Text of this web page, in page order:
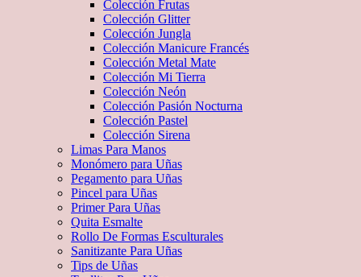
Colección Frutas
Colección Glitter
Colección Jungla
Colección Manicure Francés
Colección Metal Mate
Colección Mi Tierra
Colección Neón
Colección Pasión Nocturna
Colección Pastel
Colección Sirena
Limas Para Manos
Monómero para Uñas
Pegamento para Uñas
Pincel para Uñas
Primer Para Uñas
Quita Esmalte
Rollo De Formas Esculturales
Sanitizante Para Uñas
Tips de Uñas